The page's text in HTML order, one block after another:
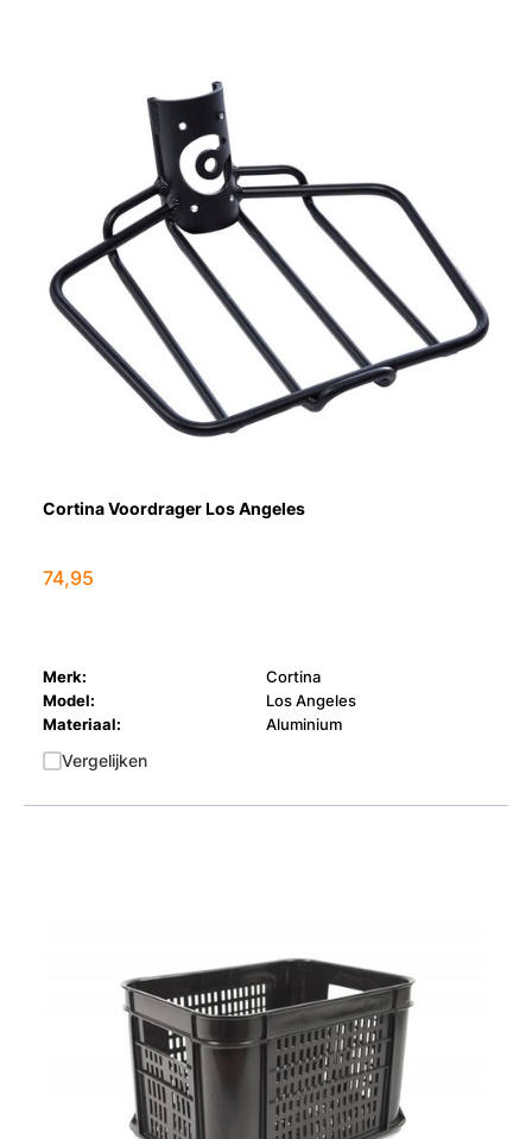
Cortina Voordrager Los Angeles
74,95
Merk:
Cortina
Model:
Los Angeles
Materiaal:
Aluminium
Vergelijken